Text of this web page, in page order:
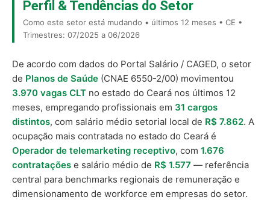
Perfil & Tendências do Setor
Como este setor está mudando • últimos 12 meses • CE •
Trimestres: 07/2025 a 06/2026
De acordo com dados do Portal Salário / CAGED, o setor
de Planos de Saúde (CNAE 6550-2/00) movimentou
3.970 vagas CLT no estado do Ceará nos últimos 12
meses, empregando profissionais em 31 cargos
distintos, com salário médio setorial local de R$ 7.862. A
ocupação mais contratada no estado do Ceará é
Operador de telemarketing receptivo, com 1.676
contratações e salário médio de R$ 1.577 — referência
central para benchmarks regionais de remuneração e
dimensionamento de workforce em empresas do setor.